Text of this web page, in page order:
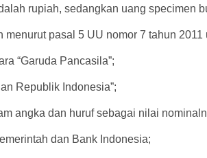
rupiah, sedangkan uang specimen
menurut pasal 5 UU nomor 7 tahun
“Garuda Pancasila”;
Republik Indonesia”;
angka dan huruf sebagai nilai
dan Bank Indonesia;